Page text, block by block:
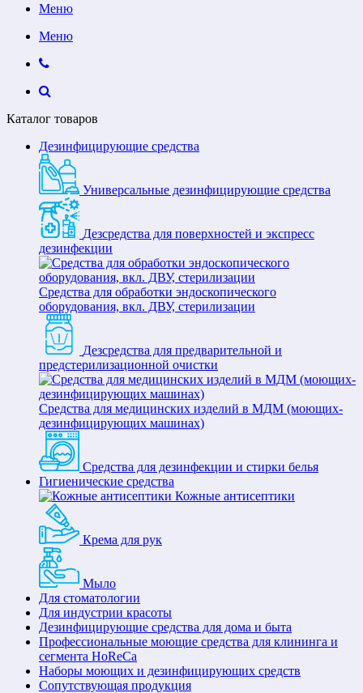
Меню
Меню
Каталог товаров
Дезинфицирующие средства
Универсальные дезинфицирующие средства
Дезсредства для поверхностей и экспресс
дезинфекции
Средства для обработки эндоскопического
оборудования, вкл. ДВУ, стерилизации
Дезсредства для предварительной и
предстерилизационной очистки
Средства для медицинских изделий в МДМ (моющих-
дезинфицирующих машинах)
Средства для дезинфекции и стирки белья
Гигиенические средства
Кожные антисептики
Крема для рук
Мыло
Для стоматологии
Для индустрии красоты
Дезинфицирующие средства для дома и быта
Профессиональные моющие средства для клининга и
сегмента HoReCa
Наборы моющих и дезинфицирующих средств
Сопутствующая продукция